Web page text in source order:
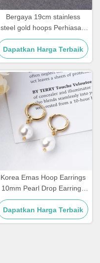
Bergaya 19cm stainless
steel gold hoops Perhiasan
Clip On Silver Hoop Huggie
Dapatkan Harga Terbaik
Korea Emas Hoop Earrings
10mm Pearl Drop Earrings
Untuk Wanita
Dapatkan Harga Terbaik